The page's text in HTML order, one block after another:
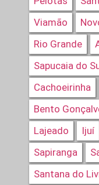
Viamão
Rio Grande
Sapucaia do
Cachoeirinha
Bento
Lajeado
Ijuí
Sapiranga
Santana do